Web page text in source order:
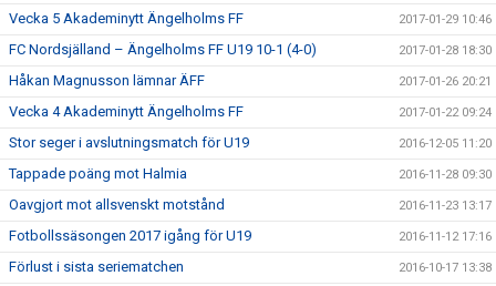
Vecka 5 Akademinytt Ängelholms FF 2017-01-29 10:46
FC Nordsjälland – Ängelholms FF U19 10-1 (4-0) 2017-01-28 18:30
Håkan Magnusson lämnar ÄFF 2017-01-26 20:21
Vecka 4 Akademinytt Ängelholms FF 2017-01-22 09:24
Stor seger i avslutningsmatch för U19 2016-12-05 11:20
Tappade poäng mot Halmia 2016-11-28 09:30
Oavgjort mot allsvenskt motstånd 2016-11-23 13:17
Fotbollssäsongen 2017 igång för U19 2016-11-12 17:16
Förlust i sista seriematchen 2016-10-17 13:38